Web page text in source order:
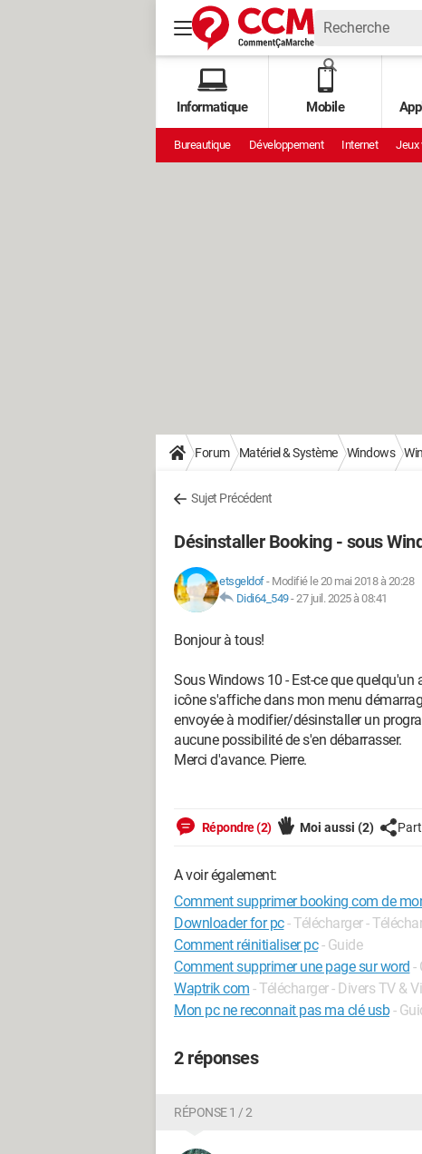
Informatique Mobile
Bureautique Développement Internet Jeux
Forum Matériel & Système Windows
Sujet Précédent
Désinstaller Booking - sous
etsgeldof- Modifié le 20 mai 2018 à 20:28
Didi64_549-27 juil. 2025 à 08:41
Bonjour à tous!
Sous Windows 10 - Est-ce que quelqu'un
icône s'affiche dans mon menu
envoyée à modifier/désinstaller un
aucune possibilité de s'en débarrasser.
Merci d'avance. Pierre.
Répondre (2) Moi aussi (2)
A voir également:
Comment supprimer booking com de
Downloader for pc- Télécharger -
Comment réinitialiser pc - Guide
Comment supprimer une page sur word -
Waptrik com - Télécharger - Divers TV &
Mon pc ne reconnait pas ma clé usb -
2 réponses
RÉPONSE 1 / 2